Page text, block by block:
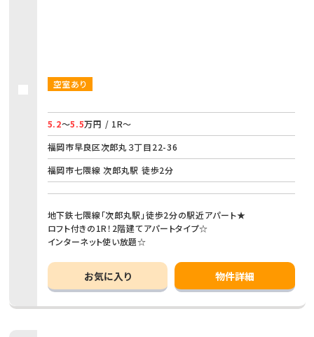
空室あり
5.2～5.5万円 / 1R～
福岡市早良区次郎丸３丁目22-36
福岡市七隈線 次郎丸駅 徒歩2分
地下鉄七隈線「次郎丸駅」徒歩2分の駅近アパート★
ロフト付きの1R！2階建てアパートタイプ☆
インターネット使い放題☆
お気に入り 物件詳細